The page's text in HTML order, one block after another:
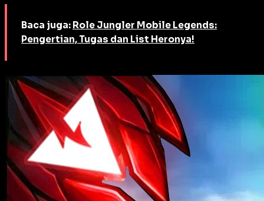
Baca juga: Role Jungler Mobile Legends:
Pengertian, Tugas dan List Heronya!